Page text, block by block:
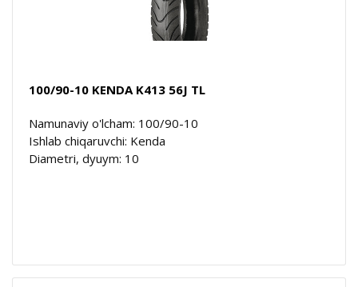
100/90-10 KENDA K413 56J TL
Namunaviy o'lcham: 100/90-10
Ishlab chiqaruvchi: Kenda
Diametri, dyuym: 10